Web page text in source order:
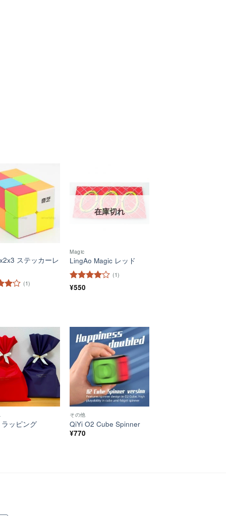
ほし
い！
ステッカーレ
(1)
ほし
い！
在庫切れ
Magic
LingAo Magic レッド
5段階中
(1)
¥550
ほし
い！
ッピング
ほし
い！
その他
QiYi O2 Cube Spinner
¥770